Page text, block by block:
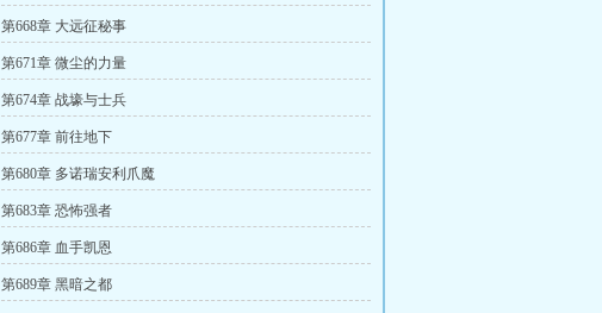
第668章 大远征秘事
第671章 微尘的力量
第674章 战壕与士兵
第677章 前往地下
第680章 多诺瑞安利爪魔
第683章 恐怖强者
第686章 血手凯恩
第689章 黑暗之都